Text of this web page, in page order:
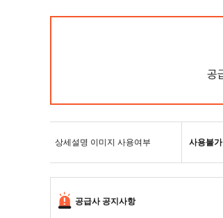
상세설명 이미지 사용여부 사용불가
공급사 공지사항